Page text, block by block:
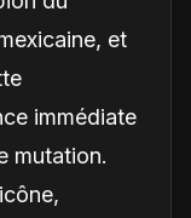
et
immédiate
mutation.